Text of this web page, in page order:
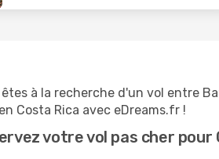
êtes à la recherche d'un vol entre
Costa Rica avec eDreams.fr !
votre vol pas cher pour